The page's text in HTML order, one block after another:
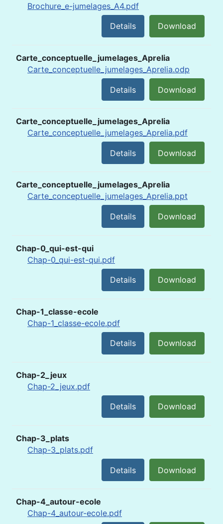
Brochure_e-jumelages_A4.pdf
Download
Details
Carte_conceptuelle_jumelages_Aprelia
Carte_conceptuelle_jumelages_Aprelia.odp
Download
Details
Carte_conceptuelle_jumelages_Aprelia
Carte_conceptuelle_jumelages_Aprelia.pdf
Download
Details
Carte_conceptuelle_jumelages_Aprelia
Carte_conceptuelle_jumelages_Aprelia.ppt
Download
Details
Chap-0_qui-est-qui
Chap-0_qui-est-qui.pdf
Download
Details
Chap-1_classe-ecole
Chap-1_classe-ecole.pdf
Download
Details
Chap-2_jeux
Chap-2_jeux.pdf
Download
Details
Chap-3_plats
Chap-3_plats.pdf
Download
Details
Chap-4_autour-ecole
Chap-4_autour-ecole.pdf